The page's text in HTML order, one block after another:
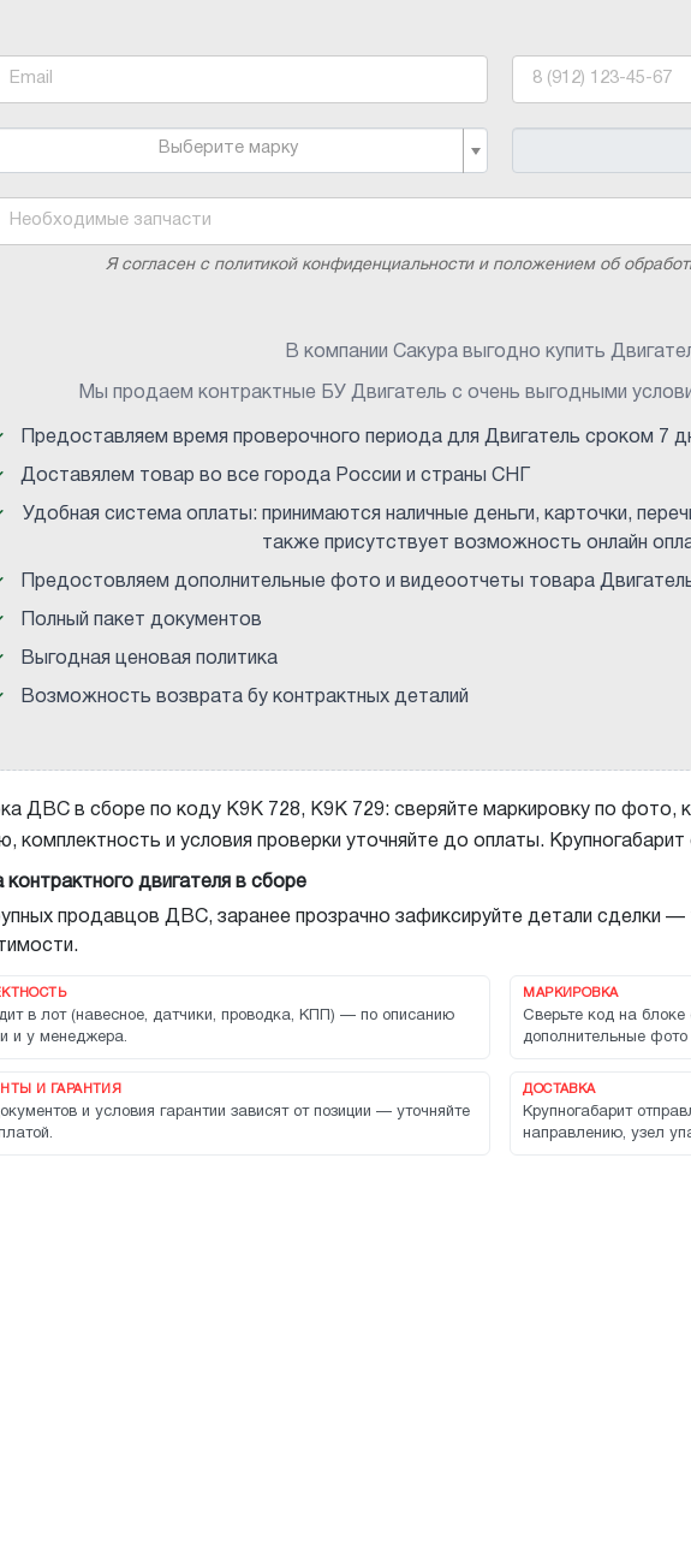
Выберите марку
Я согласен с политикой конфиденциальности и положением об
В компании Сакура выгодно купить
Мы продаем контрактные БУ Двигатель с очень выгодными
Предоставляем время проверочного периода для Двигатель сроком 7
Доставялем товар во все города России и страны СНГ
Удобная система оплаты: принимаются наличные деньги, карточки,
также присутствует возможность онлайн
Предостовляем дополнительные фото и видеоотчеты товара
Полный пакет документов
Выгодная ценовая политика
Возможность возврата бу контрактных деталий
ДВС в сборе по коду K9K 728, K9K 729: сверяйте маркировку по фото,
комплектность и условия проверки уточняйте до оплаты.
контрактного двигателя в сборе
продавцов ДВС, заранее прозрачно зафиксируйте детали сделки
в лот (навесное, датчики, проводка, КПП) — по описанию
и у менеджера.
МАРКИРОВКА
Сверьте код на блоке
дополнительные
И ГАРАНТИЯ
и условия гарантии зависят от позиции — уточняйте
ДОСТАВКА
Крупногабарит
направлению, узел